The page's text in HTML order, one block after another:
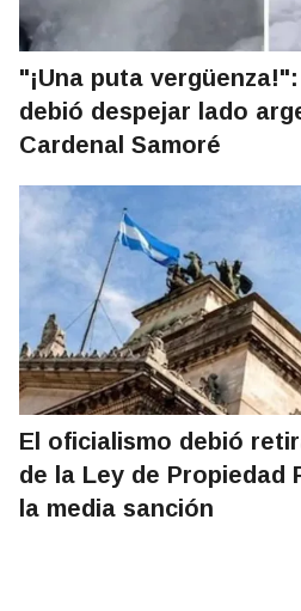
"¡Una puta
debió despejar lado
Cardenal Samoré
El oficialismo debió
de la Ley de Propiedad
la media sanción